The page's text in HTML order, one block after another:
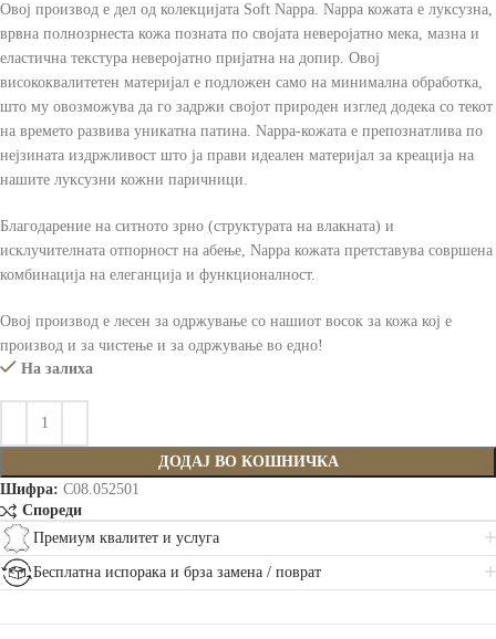
Овој производ е дел од колекцијата Soft Nappa. Nappa кожата е луксузна,
врвна полнозрнеста кожа позната по својата неверојатно мека, мазна и
еластична текстура неверојатно пријатна на допир. Овој
висококвалитетен материјал е подложен само на минимална обработка,
што му овозможува да го задржи својот природен изглед додека со текот
на времето развива уникатна патина. Nappa-кожата е препознатлива по
нејзината издржливост што ја прави идеален материјал за креација на
нашите луксузни кожни паричници.
Благодарение на ситното зрно (структурата на влакната) и
исклучителната отпорност на абење, Nappa кожата претставува совршена
комбинација на елеганција и функционалност.
Овој производ е лесен за одржување со нашиот восок за кожа кој е
производ и за чистење и за одржување во едно!
На залиха
ДОДАЈ ВО КОШНИЧКА
Шифра: C08.052501
Спореди
Премиум квалитет и услуга
Бесплатна испорака и брза замена / поврат